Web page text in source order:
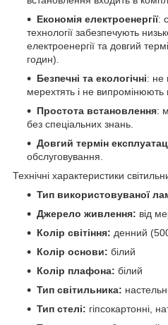
Економія електроенергії:
технології забезпечують
електроенергії та довгий
годин).
Безпечні та екологічні: не
мерехтять і не випромінюють
Простота встановлення:
без спеціальних знань.
Довгий термін
обслуговування.
Технічні характеристики
Тип використовуваної
Джерело живлення: від
Колір світіння: денний
Колір основи: білий
Колір плафона: білий
Тип світильника:
Тип стелі: гіпсокартонні,